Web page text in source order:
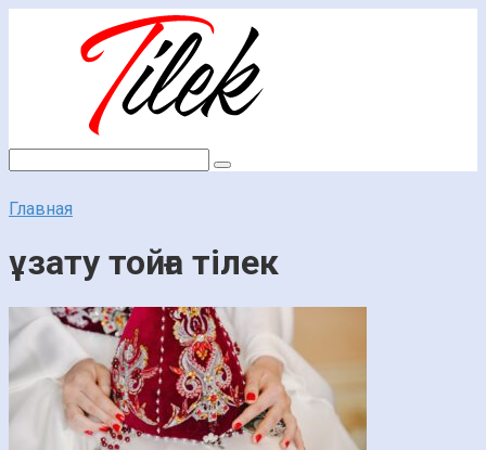
Главная
ұзату тойға тілек